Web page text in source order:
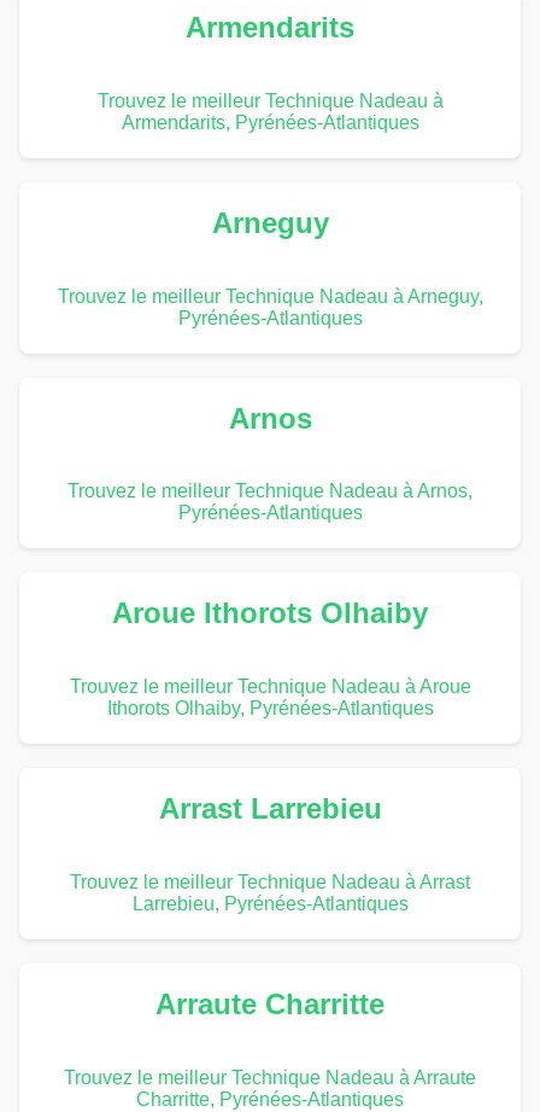
Armendarits
Trouvez le meilleur Technique Nadeau à
Armendarits, Pyrénées-Atlantiques
Arneguy
Trouvez le meilleur Technique Nadeau à Arneguy,
Pyrénées-Atlantiques
Arnos
Trouvez le meilleur Technique Nadeau à Arnos,
Pyrénées-Atlantiques
Aroue Ithorots Olhaiby
Trouvez le meilleur Technique Nadeau à Aroue
Ithorots Olhaiby, Pyrénées-Atlantiques
Arrast Larrebieu
Trouvez le meilleur Technique Nadeau à Arrast
Larrebieu, Pyrénées-Atlantiques
Arraute Charritte
Trouvez le meilleur Technique Nadeau à Arraute
Charritte, Pyrénées-Atlantiques